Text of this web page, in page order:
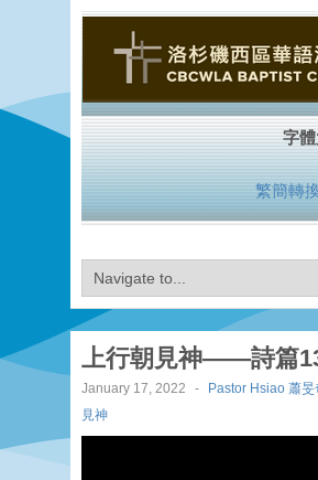
繁簡轉
上行朝見神——詩篇
January 17, 2022 - Pastor Hsiao 蕭旻
見神